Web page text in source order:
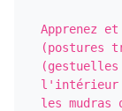
Apprenez
(postures
l'intérieur
les mudras